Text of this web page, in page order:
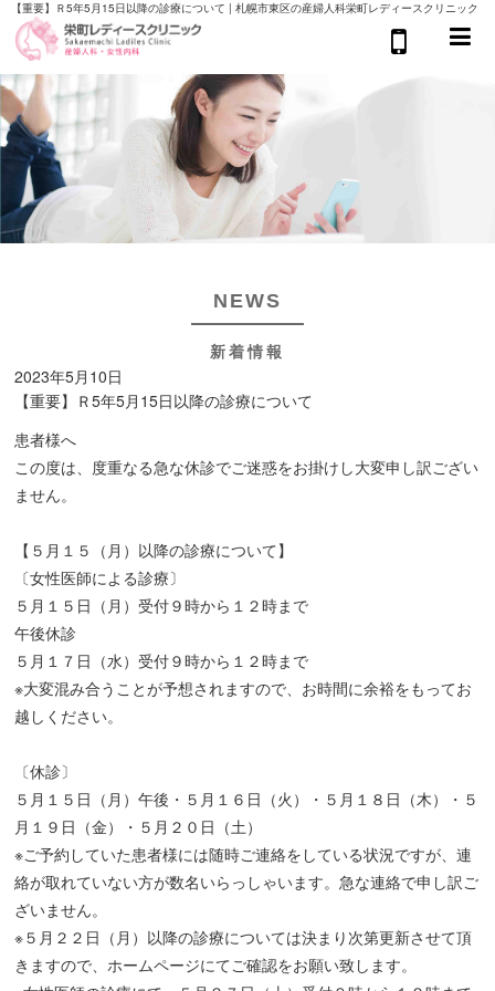
【重要】Ｒ5年5月15日以降の診療について | 札幌市東区の産婦人科栄町レディースクリニック
NEWS
新着情報
2023年5月10日
【重要】Ｒ5年5月15日以降の診療について
患者様へ
この度は、度重なる急な休診でご迷惑をお掛けし大変申し訳ござい
ません。
【５月１５（月）以降の診療について】
〔女性医師による診療〕
５月１５日（月）受付９時から１２時まで
午後休診
５月１７日（水）受付９時から１２時まで
※大変混み合うことが予想されますので、お時間に余裕をもってお
越しください。
〔休診〕
５月１５日（月）午後・５月１６日（火）・５月１８日（木）・５
月１９日（金）・５月２０日（土）
※ご予約していた患者様には随時ご連絡をしている状況ですが、連
絡が取れていない方が数名いらっしゃいます。急な連絡で申し訳ご
ざいません。
※５月２２日（月）以降の診療については決まり次第更新させて頂
きますので、ホームページにてご確認をお願い致します。